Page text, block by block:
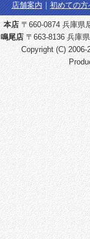
店舗案内 ｜ 初めての方
本店〒660-0874 兵庫県
鳴尾店 〒663-8136 兵庫
Copyright (C) 2006-